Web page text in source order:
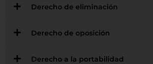
Derecho de eliminación
Derecho de oposición
Derecho a la portabilidad